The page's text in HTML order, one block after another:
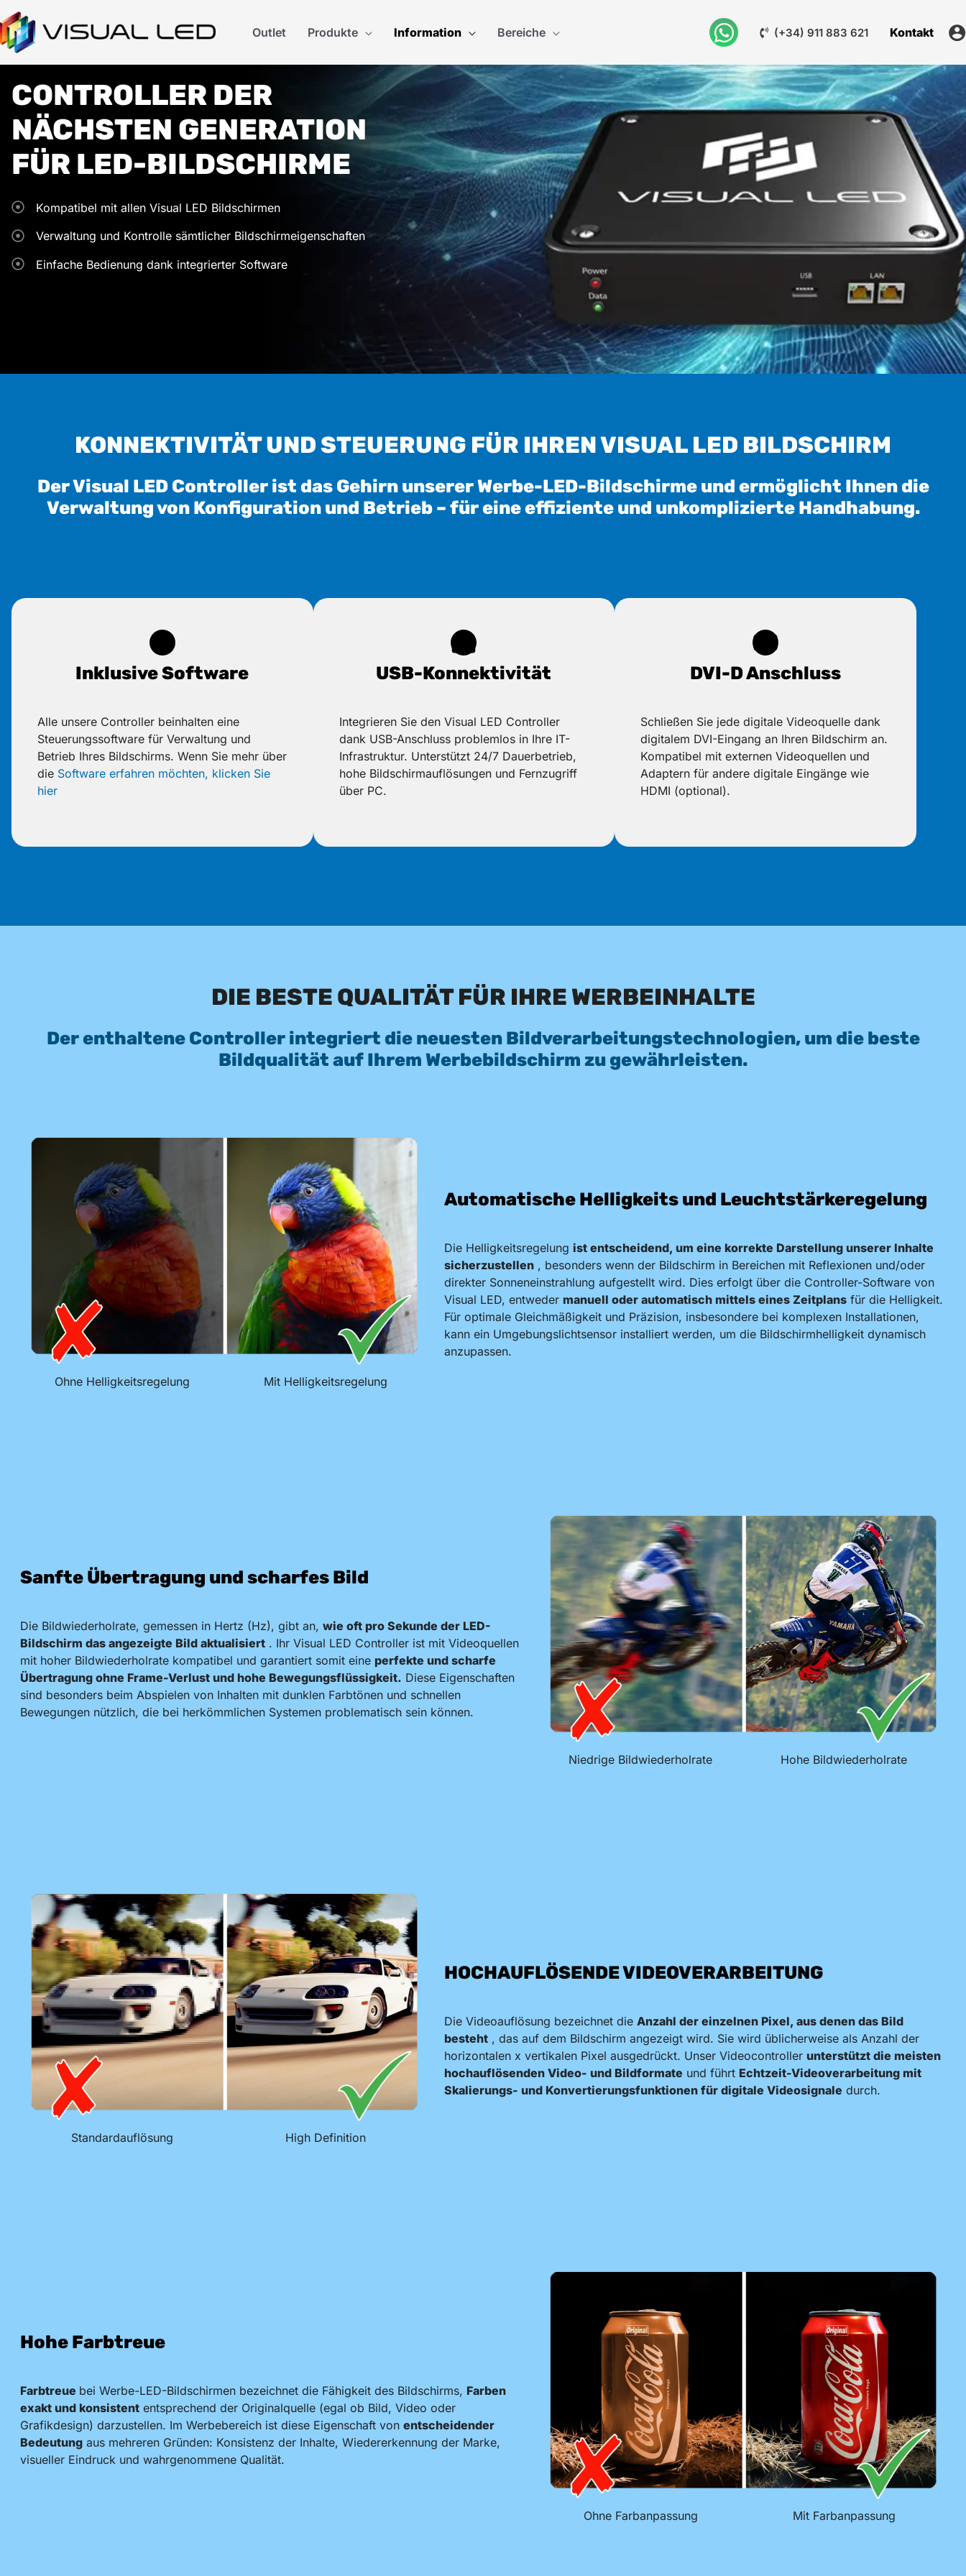
Outlet Produkte Information Bereiche (+34) 911 883 621 Kontakt
CONTROLLER DER
NÄCHSTEN GENERATION
FÜR LED-BILDSCHIRME
Kompatibel mit allen Visual LED Bildschirmen
Verwaltung und Kontrolle sämtlicher Bildschirmeigenschaften
Einfache Bedienung dank integrierter Software
KONNEKTIVITÄT UND STEUERUNG FÜR IHREN VISUAL LED BILDSCHIRM
Der Visual LED Controller ist das Gehirn unserer Werbe-LED-Bildschirme und ermöglicht Ihnen die
Verwaltung von Konfiguration und Betrieb – für eine effiziente und unkomplizierte Handhabung.
Inklusive Software
Alle unsere Controller beinhalten eine
Steuerungssoftware für Verwaltung und
Betrieb Ihres Bildschirms. Wenn Sie mehr über
die Software erfahren möchten, klicken Sie
hier
USB-Konnektivität
Integrieren Sie den Visual LED Controller
dank USB-Anschluss problemlos in Ihre IT-
Infrastruktur. Unterstützt 24/7 Dauerbetrieb,
hohe Bildschirmauflösungen und Fernzugriff
über PC.
DVI-D Anschluss
Schließen Sie jede digitale Videoquelle dank
digitalem DVI-Eingang an Ihren Bildschirm an.
Kompatibel mit externen Videoquellen und
Adaptern für andere digitale Eingänge wie
HDMI (optional).
DIE BESTE QUALITÄT FÜR IHRE WERBEINHALTE
Der enthaltene Controller integriert die neuesten Bildverarbeitungstechnologien, um die beste
Bildqualität auf Ihrem Werbebildschirm zu gewährleisten.
Ohne Helligkeitsregelung Mit Helligkeitsregelung
Automatische Helligkeits und Leuchtstärkeregelung
Die Helligkeitsregelung ist entscheidend, um eine korrekte Darstellung unserer Inhalte
sicherzustellen , besonders wenn der Bildschirm in Bereichen mit Reflexionen und/oder
direkter Sonneneinstrahlung aufgestellt wird. Dies erfolgt über die Controller-Software von
Visual LED, entweder manuell oder automatisch mittels eines Zeitplans für die Helligkeit.
Für optimale Gleichmäßigkeit und Präzision, insbesondere bei komplexen Installationen,
kann ein Umgebungslichtsensor installiert werden, um die Bildschirmhelligkeit dynamisch
anzupassen.
Sanfte Übertragung und scharfes Bild
Die Bildwiederholrate, gemessen in Hertz (Hz), gibt an, wie oft pro Sekunde der LED-
Bildschirm das angezeigte Bild aktualisiert . Ihr Visual LED Controller ist mit Videoquellen
mit hoher Bildwiederholrate kompatibel und garantiert somit eine perfekte und scharfe
Übertragung ohne Frame-Verlust und hohe Bewegungsflüssigkeit. Diese Eigenschaften
sind besonders beim Abspielen von Inhalten mit dunklen Farbtönen und schnellen
Bewegungen nützlich, die bei herkömmlichen Systemen problematisch sein können.
Niedrige Bildwiederholrate Hohe Bildwiederholrate
Standardauflösung High Definition
HOCHAUFLÖSENDE VIDEOVERARBEITUNG
Die Videoauflösung bezeichnet dieAnzahl der einzelnen Pixel, aus denen das Bild
besteht , das auf dem Bildschirm angezeigt wird. Sie wird üblicherweise als Anzahl der
horizontalen x vertikalen Pixel ausgedrückt. Unser Videocontroller unterstützt die meisten
hochauflösenden Video- und Bildformate und führt Echtzeit-Videoverarbeitung mit
Skalierungs- und Konvertierungsfunktionen für digitale Videosignale durch.
Hohe Farbtreue
Farbtreue bei Werbe-LED-Bildschirmen bezeichnet die Fähigkeit des Bildschirms, Farben
exakt und konsistent entsprechend der Originalquelle (egal ob Bild, Video oder
Grafikdesign) darzustellen. Im Werbebereich ist diese Eigenschaft von entscheidender
Bedeutung aus mehreren Gründen: Konsistenz der Inhalte, Wiedererkennung der Marke,
visueller Eindruck und wahrgenommene Qualität.
Ohne Farbanpassung Mit Farbanpassung